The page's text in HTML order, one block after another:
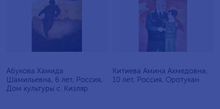
Абукова Хамида
Шамильевна, 6 лет, Россия,
Дом культуры с. Кизляр
Китиева Амина Ахмедовна,
10 лет, Россия, Оротукан